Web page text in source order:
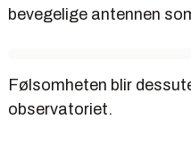
bevegelige antennen
Følsomheten blir
observatoriet.